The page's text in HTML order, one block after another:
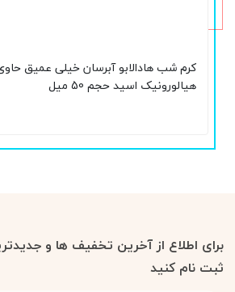
هیالورونیک اسید حجم 50 میل
برای اطلاع از آخرین تخفیف ها و
ثبت نام کنید